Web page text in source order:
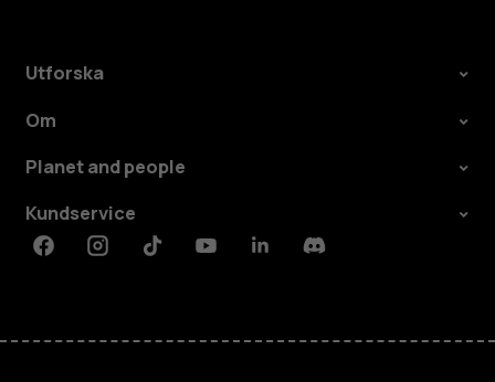
Utforska
Om
Planet and people
Kundservice
FacebookInstagramTiktokYoutubeLinkedinDiscord